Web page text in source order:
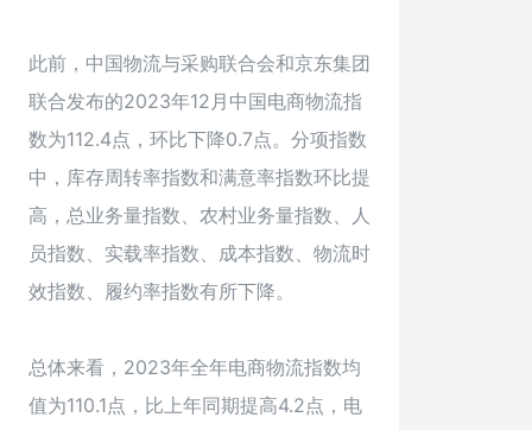
此前，中国物流与采购联合会和京东集团
联合发布的2023年12月中国电商物流指
数为112.4点，环比下降0.7点。分项指数
中，库存周转率指数和满意率指数环比提
高，总业务量指数、农村业务量指数、人
员指数、实载率指数、成本指数、物流时
效指数、履约率指数有所下降。
总体来看，2023年全年电商物流指数均
值为110.1点，比上年同期提高4.2点，电